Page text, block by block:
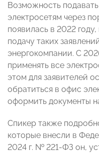
Возможность
электросетям через
появилась в 2022
подачу таких
энергокомпании. С
применять все
этом для заявителей
обратиться в офис
оформить документы
Спикер также
которые внесли в
2024 г. № 221-ФЗ он,